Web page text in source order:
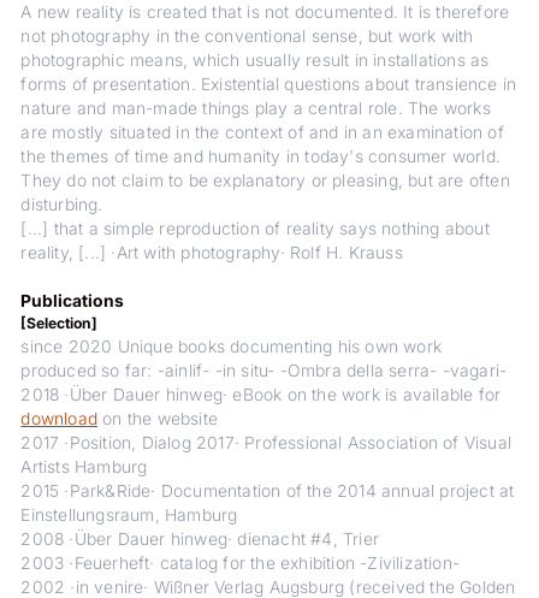
A new reality is created that is not documented. It is therefore
not photography in the conventional sense, but work with
photographic means, which usually result in installations as
forms of presentation. Existential questions about transience in
nature and man-made things play a central role. The works
are mostly situated in the context of and in an examination of
the themes of time and humanity in today's consumer world.
They do not claim to be explanatory or pleasing, but are often
disturbing.
[...] that a simple reproduction of reality says nothing about
reality, [...] ·Art with photography· Rolf H. Krauss
Publications
[Selection]
since 2020 Unique books documenting his own work
produced so far: -ainlif- -in situ- -Ombra della serra- -vagari-
2018 ·Über Dauer hinweg· eBook on the work is available for
downloadon the website
2017 ·Position, Dialog 2017· Professional Association of Visual
Artists Hamburg
2015 ·Park&Ride· Documentation of the 2014 annual project at
Einstellungsraum, Hamburg
2008 ·Über Dauer hinweg· dienacht #4, Trier
2003 ·Feuerheft· catalog for the exhibition -Zivilization-
2002 ·in venire· Wißner Verlag Augsburg (received the Golden